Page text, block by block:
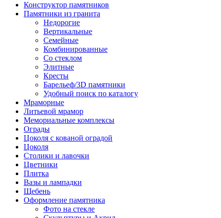
Конструктор памятников
Памятники из гранита
Недорогие
Вертикальные
Семейные
Комбинированные
Со стеклом
Элитные
Кресты
Барельеф/3D памятники
Удобный поиск по каталогу
Мраморные
Литьевой мрамор
Мемориальные комплексы
Ограды
Цоколя с кованой оградой
Цоколя
Столики и лавочки
Цветники
Плитка
Вазы и лампадки
Щебень
Оформление памятника
Фото на стекле